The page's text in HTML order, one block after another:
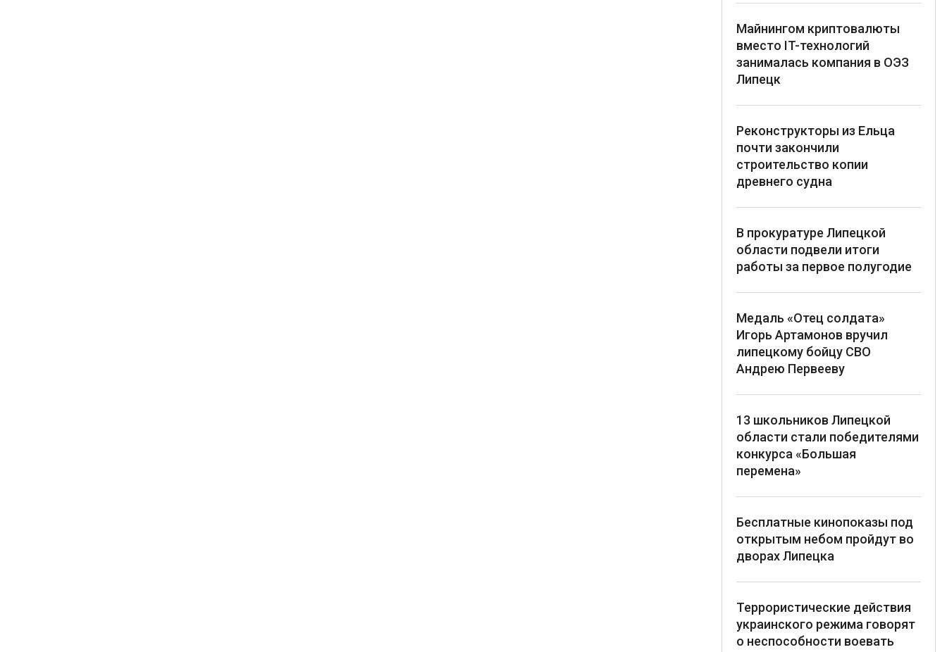
Майнингом криптовалюты
вместо IT-технологий
занималась компания в ОЭЗ
Липецк
Реконструкторы из Ельца
почти закончили
строительство копии
древнего судна
В прокуратуре Липецкой
области подвели итоги
работы за первое полугодие
Медаль «Отец солдата»
Игорь Артамонов вручил
липецкому бойцу СВО
Андрею Первееву
13 школьников Липецкой
области стали победителями
конкурса «Большая
перемена»
Бесплатные кинопоказы под
открытым небом пройдут во
дворах Липецка
Террористические действия
украинского режима говорят
о неспособности воевать